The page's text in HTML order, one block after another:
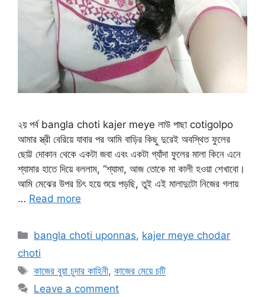
২য় পর্ব bangla choti kajer meye লাউ পাছা cotigolpo
আমার স্ত্রী বেরিয়ে যাবার পর আমি বাড়ির কিছু দুরেই অবস্থিত ফুলের
ছোট্ট দোকান থেকে একটা জবা এবং একটা গ্যাঁদা ফুলের মালা কিনে এনে
শ্যামার হাতে দিয়ে বললাম, “শ্যামা, আজ তোকে মা কালী হওয়া শেখাবো।
আমি মেঝের উপর চিৎ হয়ে শুয়ে পড়ছি, তুই এই মালাদুটো নিজের গলায়
… Read more
Categories
bangla choti uponnas, kajer meye chodar
choti
Tags
কাজের বুয়া চুদার কাহিনী,কাজের মেয়ে চটি
Leave a comment